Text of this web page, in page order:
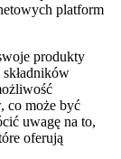
platform
produkty
co może być
uwagę na to,
oferują